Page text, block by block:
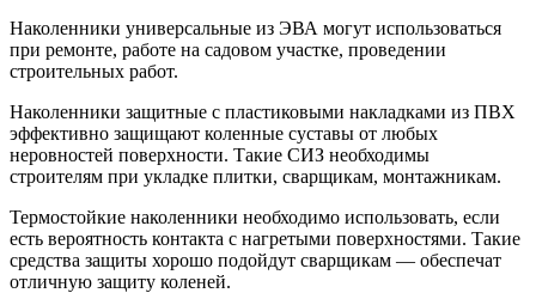
Наколенники универсальные из ЭВА могут использоваться
при ремонте, работе на садовом участке, проведении
строительных работ.
Наколенники защитные с пластиковыми накладками из ПВХ
эффективно защищают коленные суставы от любых
неровностей поверхности. Такие СИЗ необходимы
строителям при укладке плитки, сварщикам, монтажникам.
Термостойкие наколенники необходимо использовать, если
есть вероятность контакта с нагретыми поверхностями. Такие
средства защиты хорошо подойдут сварщикам — обеспечат
отличную защиту коленей.